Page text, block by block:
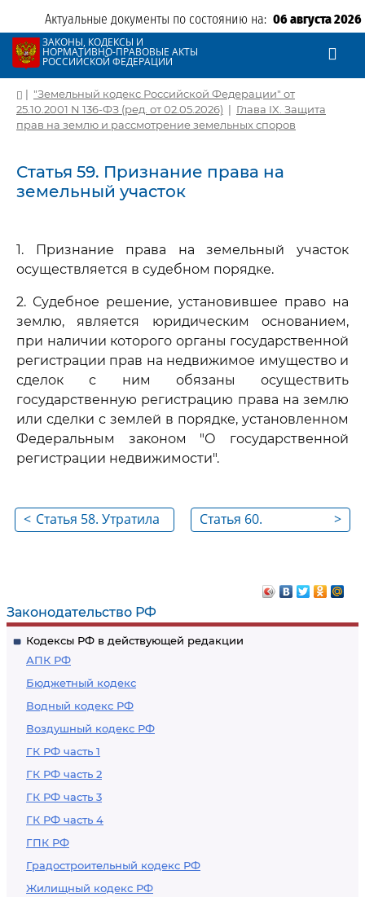
Актуальные документы по состоянию на: 06 августа 2026
ЗАКОНЫ, КОДЕКСЫ И
НОРМАТИВНО-ПРАВОВЫЕ АКТЫ
РОССИЙСКОЙ ФЕДЕРАЦИИ
Законодательство РФ
Кодексы РФ в действующей редакции
АПК РФ
Бюджетный кодекс
Водный кодекс РФ
Воздушный кодекс РФ
ГК РФ часть 1
ГК РФ часть 2
ГК РФ часть 3
ГК РФ часть 4
ГПК РФ
Градостроительный кодекс РФ
Жилищный кодекс РФ
| "Земельный кодекс Российской Федерации" от
25.10.2001 N 136-ФЗ (ред. от 02.05.2026) | Глава IX. Защита
прав на землю и рассмотрение земельных споров
Статья 59. Признание права на
земельный участок
1. Признание права на земельный участок
осуществляется в судебном порядке.
2. Судебное решение, установившее право на
землю, является юридическим основанием,
при наличии которого органы государственной
регистрации прав на недвижимое имущество и
сделок с ним обязаны осуществить
государственную регистрацию права на землю
или сделки с землей в порядке, установленном
Федеральным законом "О государственной
регистрации недвижимости".
< Статья 58. Утратила
>
Статья 60.
существовавшего
до нарушения
права на
земельный участок,